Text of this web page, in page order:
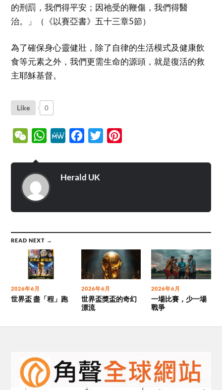
的刑罰，我們得平安；因祂受的鞭傷，我們得醫
治。」（《以賽亞書》五十三章5節）
為了確保身心靈健壯，除了自律的生活模式及健康飲
食等元素之外，我們更需生命的源頭，就是復活的救
主耶穌基督。
Like 0
WeChatWhatsApp
MeWe Facebook
Twitter
Herald UK
READ NEXT →
2026年6月
世界盃 盡「程」跑
2026年6月
世界盃獎盃的奇幻
漂流
2026年6月
一場比賽，少一場
戰爭